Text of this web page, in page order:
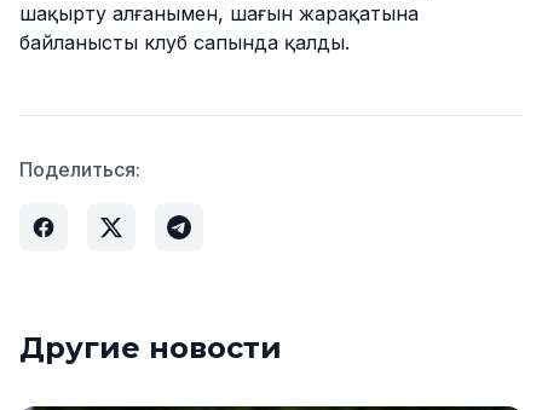
шақырту алғанымен, шағын жарақатына
байланысты клуб сапында қалды.
Поделиться:
Другие новости